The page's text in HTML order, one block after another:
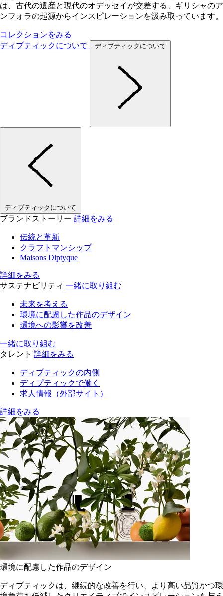
は、古代の遺産と現代のオデッセイが交差する、ギリシャのア
ンフォラの起源からインスピレーションを汲み取っています。
コレクションをみる
ディプティックについて
ディプティックについて
ディプティックについて
ブランドストーリー 詳細をみる
伝統と革新
クラフトマンシップ
Maisons Diptyque
詳細をみる
サステナビリティ 一緒に取り組む
未来を考える
環境に配慮した作品のデザイン
環境への影響を改善
一緒に取り組む
タレント 詳細をみる
ディプティックの内側
ディプティックで働く
求人情報（外部サイト）
詳細をみる
環境に配慮した作品のデザイン
ディプティックは、継続的な改善を行い、より高い品質かつ環